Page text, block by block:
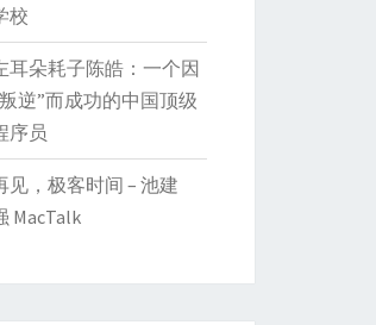
校
耳朵耗子陈皓：一个因
逆”而成功的中国顶级
序员
见，极客时间 – 池建
MacTalk